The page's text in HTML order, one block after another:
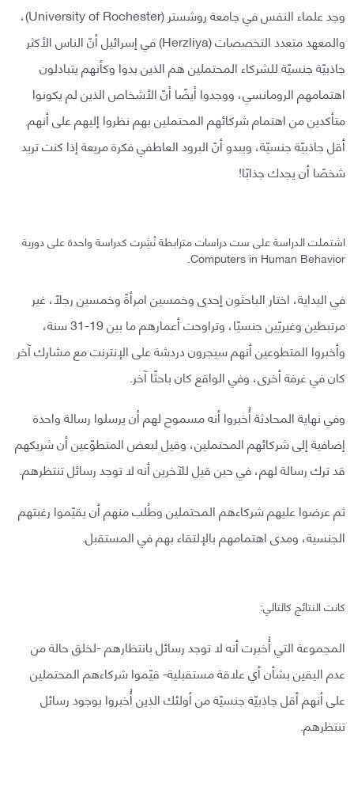
وجد علماء النفس في جامعة روشستر (University of Rochester)،
والمعهد متعدد التخصصات (Herzliya) في إسرائيل أنّ الناس الأكثر
جاذبيّة جنسيّة للشركاء المحتملين هم الذين بدوا وكأنهم يتبادلون
اهتمامهم الرومانسي، ووجدوا أيضًا أنّ الأشخاص الذين لم يكونوا
متأكدين من اهتمام شركائهم المحتملين بهم نظروا إليهم على أنهم
أقل جاذبيّة جنسيّة، ويبدو أنّ البرود العاطفي فكرة مريعة إذا كنت تريد
شخصًا أن يجدك جذابًا!
اشتملت الدراسة على ست دراسات مترابطة نُشِرت كدراسة واحدة على دورية
Computers in Human Behavior.
في البداية، اختار الباحثون إحدى وخمسين امرأةً وخمسين رجلًا، غير
مرتبطين وغيريّين جنسيًا، وتراوحت أعمارهم ما بين 19-31 سنة،
وأخبروا المتطوعين أنهم سيجرون دردشة على الإنترنت مع مشارك آخر
كان في غرفة أخرى، وفي الواقع كان باحثًا آخر.
وفي نهاية المحادثة أُخبروا أنه مسموح لهم أن يرسلوا رسالة واحدة
إضافية إلى شركائهم المحتملين، وقيل لبعض المتطوّعين أن شريكهم
قد ترك رسالة لهم، في حين قيل للآخرين أنه لا توجد رسائل تنتظرهم.
ثم عرضوا عليهم شركاءهم المحتملين وطُلب منهم أن يقيّموا رغبتهم
الجنسية، ومدى اهتمامهم بالإلتقاء بهم في المستقبل.
كانت النتائج كالتالي:
المجموعة التي أُخبرت أنه لا توجد رسائل بانتظارهم -لخلق حالة من
عدم اليقين بشأن أي علاقة مستقبلية- قيّموا شركاءهم المحتملين
على أنهم أقل جاذبيّة جنسيّة من أولئك الذين أُخبروا بوجود رسائل
تنتظرهم.